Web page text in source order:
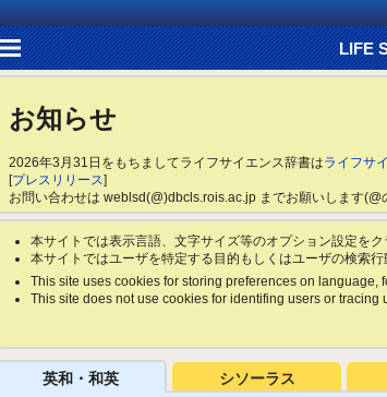
LIFE
お知らせ
2026年3月31日をもちましてライフサイエンス辞書はライフサ
[プレスリリース]
お問い合わせは weblsd(@)dbcls.rois.ac.jp までお願いします(@
本サイトでは表示言語、文字サイズ等のオプション設定を
本サイトではユーザを特定する目的もしくはユーザの検索
This site uses cookies for storing preferences on language,
This site does not use cookies for identifing users or tracing
英和・和英 シソーラス